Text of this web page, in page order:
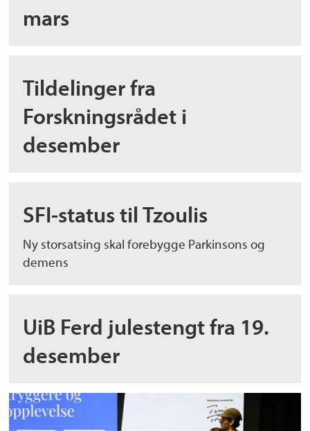
mars
Tildelinger fra
Forskningsrådet i
desember
SFI-status til Tzoulis
Ny storsatsing skal forebygge Parkinsons og
demens
UiB Ferd julestengt fra 19.
desember